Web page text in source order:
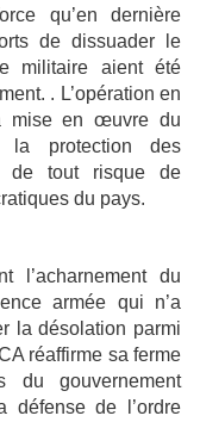
qu’en dernière
de dissuader le
militaire aient été
. L’opération en
mise en œuvre du
la protection des
de tout risque de
du pays.
l’acharnement du
armée qui n’a
la désolation parmi
réaffirme sa ferme
du gouvernement
défense de l’ordre